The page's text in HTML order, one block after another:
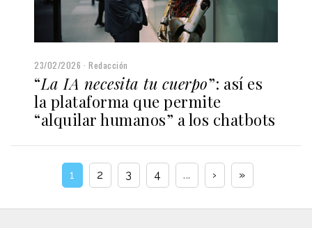
23/02/2026 Redacción
“La IA necesita tu cuerpo”: así es
la plataforma que permite
“alquilar humanos” a los chatbots
1 2 3 4 ... › »